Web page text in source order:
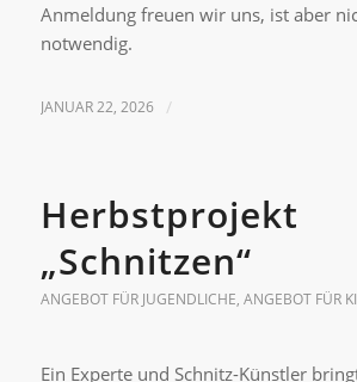
Anmeldung freuen wir uns, ist aber
notwendig.
JANUAR 22, 2026 /
Herbstprojekt
„Schnitzen“
ANGEBOT FÜR JUGENDLICHE, ANGEBOT FÜR
Ein Experte und Schnitz-Künstler